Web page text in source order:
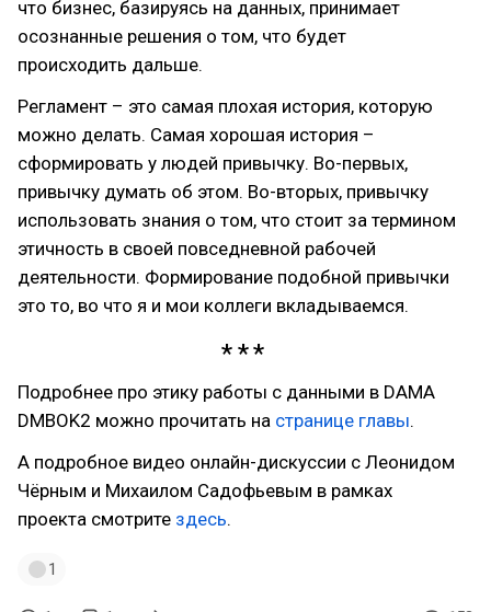
что бизнес, базируясь на данных, принимает
осознанные решения о том, что будет
происходить дальше.
Регламент – это самая плохая история, которую
можно делать. Самая хорошая история –
сформировать у людей привычку. Во-первых,
привычку думать об этом. Во-вторых, привычку
использовать знания о том, что стоит за термином
этичность в своей повседневной рабочей
деятельности. Формирование подобной привычки
это то, во что я и мои коллеги вкладываемся.
Подробнее про этику работы с данными в DAMA
DMBOK2 можно прочитать на странице главы.
А подробное видео онлайн-дискуссии с Леонидом
Чёрным и Михаилом Садофьевым в рамках
проекта смотрите здесь.
1